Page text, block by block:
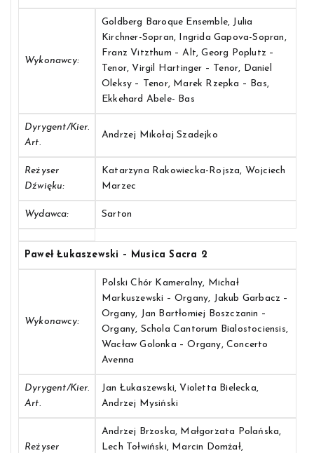
Wykonawcy:
Goldberg Baroque Ensemble, Julia
Kirchner-Sopran, Ingrida Gapova-Sopran,
Franz Vitzthum – Alt, Georg Poplutz –
Tenor, Virgil Hartinger – Tenor, Daniel
Oleksy – Tenor, Marek Rzepka – Bas,
Ekkehard Abele- Bas
Dyrygent/Kier.
Art.
Andrzej Mikołaj Szadejko
Reżyser
Dźwięku:
Katarzyna Rakowiecka-Rojsza, Wojciech
Marzec
Wydawca: Sarton
Paweł Łukaszewski – Musica Sacra 2
Wykonawcy:
Polski Chór Kameralny, Michał
Markuszewski – Organy, Jakub Garbacz –
Organy, Jan Bartłomiej Boszczanin –
Organy, Schola Cantorum Bialostociensis,
Wacław Golonka – Organy, Concerto
Avenna
Dyrygent/Kier.
Art.
Jan Łukaszewski, Violetta Bielecka,
Andrzej Mysiński
Reżyser
Andrzej Brzoska, Małgorzata Polańska,
Lech Tołwiński, Marcin Domżał,